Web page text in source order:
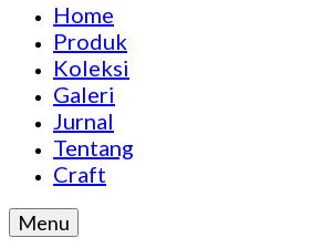
Home
Produk
Koleksi
Galeri
Jurnal
Tentang
Craft
Menu